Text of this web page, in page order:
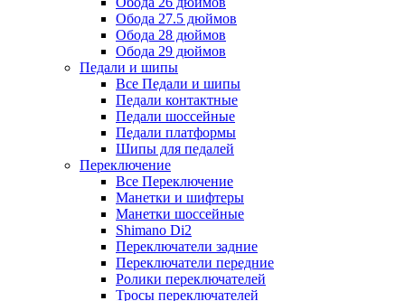
Обода 27.5 дюймов
Обода 28 дюймов
Обода 29 дюймов
Педали и шипы
Все Педали и шипы
Педали контактные
Педали шоссейные
Педали платформы
Шипы для педалей
Переключение
Все Переключение
Манетки и шифтеры
Манетки шоссейные
Shimano Di2
Переключатели задние
Переключатели передние
Ролики переключателей
Тросы переключателей